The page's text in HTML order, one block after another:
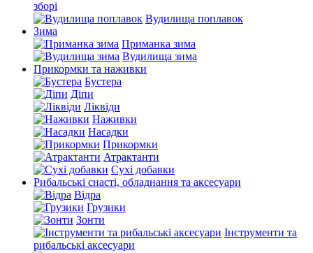
зборі
Вудилища поплавок
Зима
Приманка зима
Вудилища зима
Прикормки та наживки
Бустера
Діпи
Ліквіди
Наживки
Насадки
Прикормки
Атрактанти
Сухі добавки
Рибальські снасті, обладнання та аксесуари
Відра
Грузики
Зонти
Інструменти та
рибальські аксесуари